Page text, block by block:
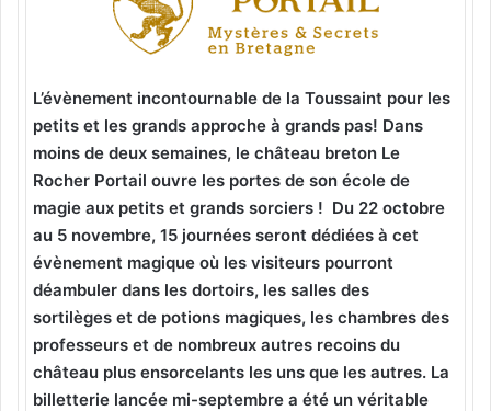
L’évènement incontournable de la Toussaint pour les
petits et les grands approche à grands pas! Dans
moins de deux semaines, le château breton Le
Rocher Portail ouvre les portes de son école de
magie aux petits et grands sorciers ! Du 22 octobre
au 5 novembre, 15 journées seront dédiées à cet
évènement magique où les visiteurs pourront
déambuler dans les dortoirs, les salles des
sortilèges et de potions magiques, les chambres des
professeurs et de nombreux autres recoins du
château plus ensorcelants les uns que les autres. La
billetterie lancée mi-septembre a été un véritable